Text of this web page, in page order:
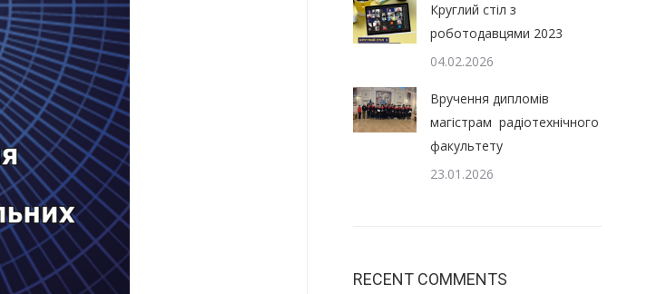
Круглий стіл з
роботодавцями 2023
04.02.2026
Вручення дипломів
магістрам радіотехнічного
факультету
23.01.2026
RECENT COMMENTS